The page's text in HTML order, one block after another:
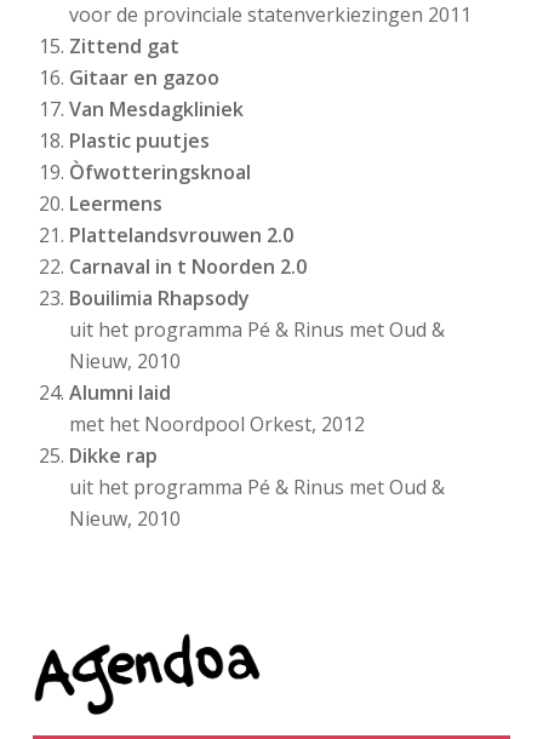
voor de provinciale statenverkiezingen 2011
Zittend gat
Gitaar en gazoo
Van Mesdagkliniek
Plastic puutjes
Òfwotteringsknoal
Leermens
Plattelandsvrouwen 2.0
Carnaval in t Noorden 2.0
Bouilimia Rhapsody
uit het programma Pé & Rinus met Oud &
Nieuw, 2010
Alumni laid
met het Noordpool Orkest, 2012
Dikke rap
uit het programma Pé & Rinus met Oud &
Nieuw, 2010